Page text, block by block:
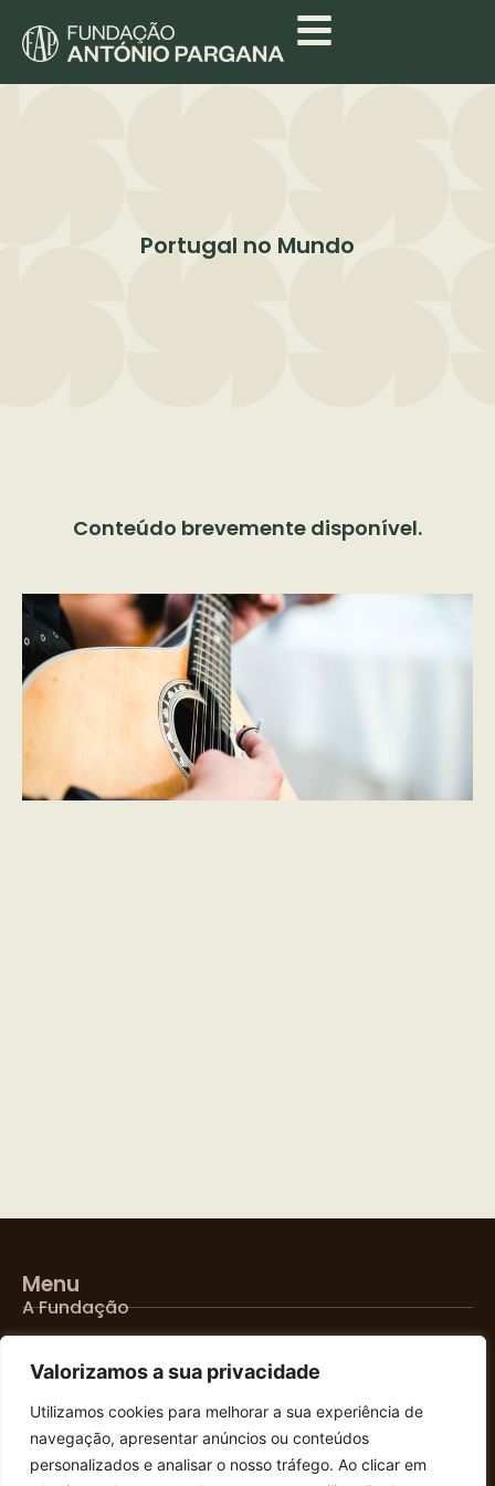
Valorizamos a sua privacidade
Utilizamos cookies para melhorar a sua experiência de
navegação, apresentar anúncios ou conteúdos
personalizados e analisar o nosso tráfego. Ao clicar em
Portugal no Mundo
Conteúdo brevemente disponível.
Menu
A Fundação
Portugal no Mundo
Notícias